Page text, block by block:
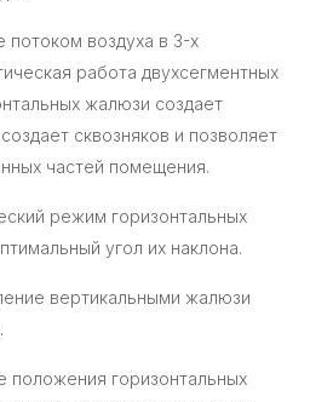
потоком воздуха в 3-х
работа двухсегментных
жалюзи создает
сквозняков и позволяет
частей помещения.
режим горизонтальных
угол их наклона.
вертикальными жалюзи
положения горизонтальных